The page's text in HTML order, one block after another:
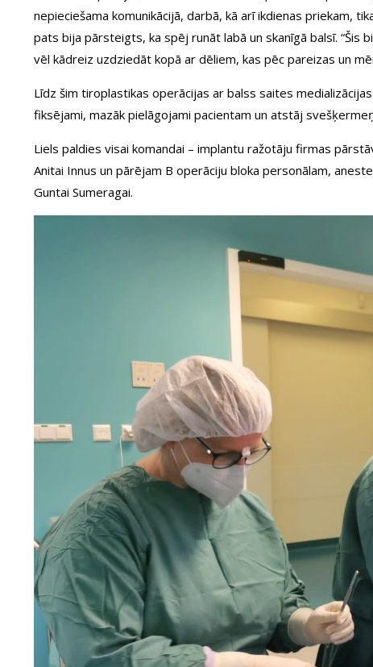
nepieciešama komunikācijā, darbā, kā arī ikdienas priekam,
pats bija pārsteigts, ka spēj runāt labā un skanīgā balsī. “Šis
vēl kādreiz uzdziedāt kopā ar dēliem, kas pēc pareizas un
Līdz šim tiroplastikas operācijas ar balss saites
fiksējami, mazāk pielāgojami pacientam un atstāj
Liels paldies visai komandai – implantu ražotāju firmas
Anitai Innus un pārējam B operāciju bloka personālam,
Guntai Sumeragai.